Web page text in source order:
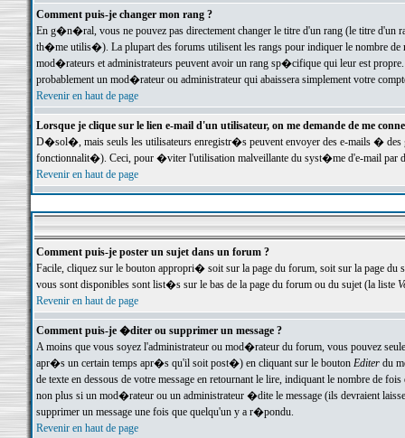
Comment puis-je changer mon rang ?
En g�n�ral, vous ne pouvez pas directement changer le titre d'un rang (le titre d'un
th�me utilis�). La plupart des forums utilisent les rangs pour indiquer le nombre de
mod�rateurs et administrateurs peuvent avoir un rang sp�cifique qui leur est
probablement un mod�rateur ou administrateur qui abaissera simplement votre
Revenir en haut de page
Lorsque je clique sur le lien e-mail d'un utilisateur, on me demande de me
D�sol�, mais seuls les utilisateurs enregistr�s peuvent envoyer des e-mails �
fonctionnalit�). Ceci, pour �viter l'utilisation malveillante du syst�me d'e-mail par
Revenir en haut de page
Comment puis-je poster un sujet dans un forum ?
Facile, cliquez sur le bouton appropri� soit sur la page du forum, soit sur la page du
vous sont disponibles sont list�s sur le bas de la page du forum ou du sujet (la liste
Revenir en haut de page
Comment puis-je �diter ou supprimer un message ?
A moins que vous soyez l'administrateur ou mod�rateur du forum, vous pouvez
apr�s un certain temps apr�s qu'il soit post�) en cliquant sur le bouton Editerdu
de texte en dessous de votre message en retournant le lire, indiquant le nombre
non plus si un mod�rateur ou un administrateur �dite le message (ils devraient
supprimer un message une fois que quelqu'un y a r�pondu.
Revenir en haut de page